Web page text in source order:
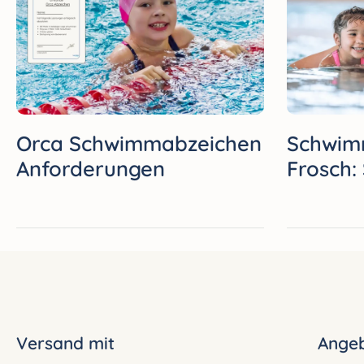
Orca Schwimmabzeichen
Anforderungen
Versand mit